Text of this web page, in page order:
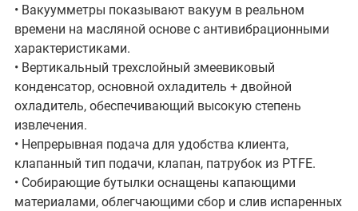
• Вакуумметры показывают вакуум в реальном
времени на масляной основе с антивибрационными
характеристиками.
• Вертикальный трехслойный змеевиковый
конденсатор, основной охладитель + двойной
охладитель, обеспечивающий высокую степень
извлечения.
• Непрерывная подача для удобства клиента,
клапанный тип подачи, клапан, патрубок из PTFE.
• Собирающие бутылки оснащены капающими
материалами, облегчающими сбор и слив испаренных